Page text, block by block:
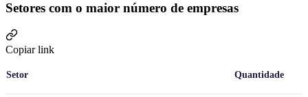
Setores com o maior número de empresas
Copiar link
Setor Quantidade